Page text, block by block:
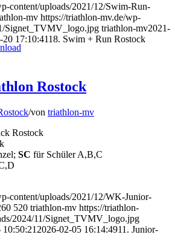
content/uploads/2021/12/Swim-Run-
mv https://triathlon-mv.de/wp-
Signet_TVMV_logo.jpg triathlon-mv2021-
20 17:10:4118. Swim + Run Rostock
Rostock
/von triathlon-mv
Rostock
SC für Schüler A,B,C
content/uploads/2021/12/WK-Junior-
520 triathlon-mv https://triathlon-
2024/11/Signet_TVMV_logo.jpg
2026-02-05 16:14:4911. Junior-